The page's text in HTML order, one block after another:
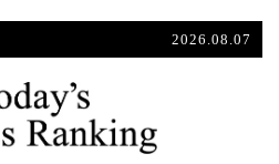
2026.08.07